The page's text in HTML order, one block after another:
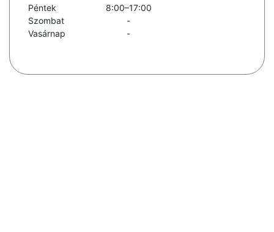
Péntek
8:00–17:00
Szombat
-
Vasárnap
-